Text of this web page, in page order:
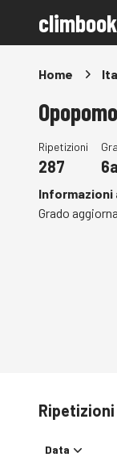
climbook
Home
Ripetizioni
287
Informazioni
Grado
Ripetizioni
Data